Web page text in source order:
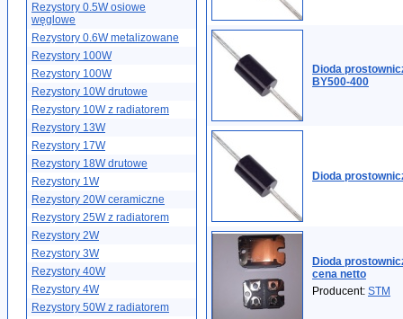
Rezystory 0.5W osiowe
węglowe
Rezystory 0.6W metalizowane
Rezystory 100W
Rezystory 100W
Rezystory 10W drutowe
Rezystory 10W z radiatorem
Rezystory 13W
Rezystory 17W
Rezystory 18W drutowe
Rezystory 1W
Rezystory 20W ceramiczne
Rezystory 25W z radiatorem
Rezystory 2W
Rezystory 3W
Rezystory 40W
Rezystory 4W
Rezystory 50W z radiatorem
Dioda
BY500-400
Dioda
Dioda
cena netto
Producent: STM